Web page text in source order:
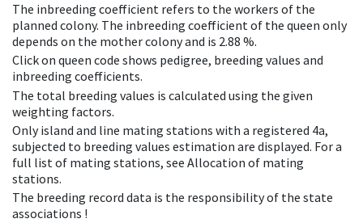
The inbreeding coefficient refers to the workers of the
planned colony. The inbreeding coefficient of the queen only
depends on the mother colony and is 2.88 %.
Click on queen code shows pedigree, breeding values and
inbreeding coefficients.
The total breeding values is calculated using the given
weighting factors.
Only island and line mating stations with a registered 4a,
subjected to breeding values estimation are displayed. For a
full list of mating stations, see Allocation of mating
stations.
The breeding record data is the responsibility of the state
associations !